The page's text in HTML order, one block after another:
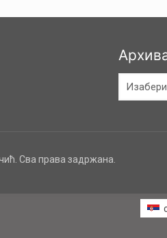
Архива
Сва права задржана.